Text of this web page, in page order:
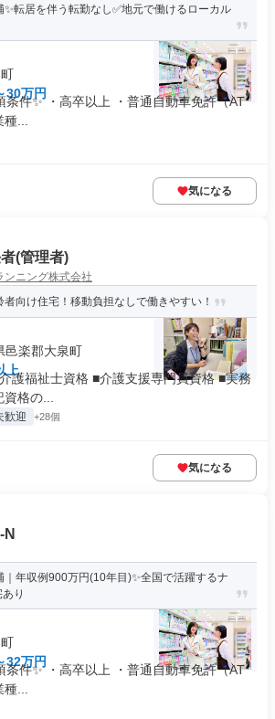
転居を伴う転勤なし✅地元で働けるローカル
30万円
条件✨ ・高卒以上 ・普通自動車免許（AT
...
気になる
(管理者)
ンニング株式会社
向け住宅！移動負担なしで働きやすい！
邑楽郡大泉町
上
護福祉士資格 ■介護支援専門員資格 ■実務
格の...
歓迎 +28個
気になる
N
｜年収例900万円(10年目)✨全国で活躍するナ
り
32万円
条件✨ ・高卒以上 ・普通自動車免許（AT
...